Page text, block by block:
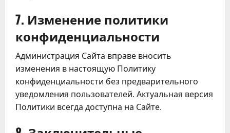
7. Изменение политики
конфиденциальности
Администрация Сайта вправе вносить
изменения в настоящую Политику
конфиденциальности без предварительного
уведомления пользователей. Актуальная версия
Политики всегда доступна на Сайте.